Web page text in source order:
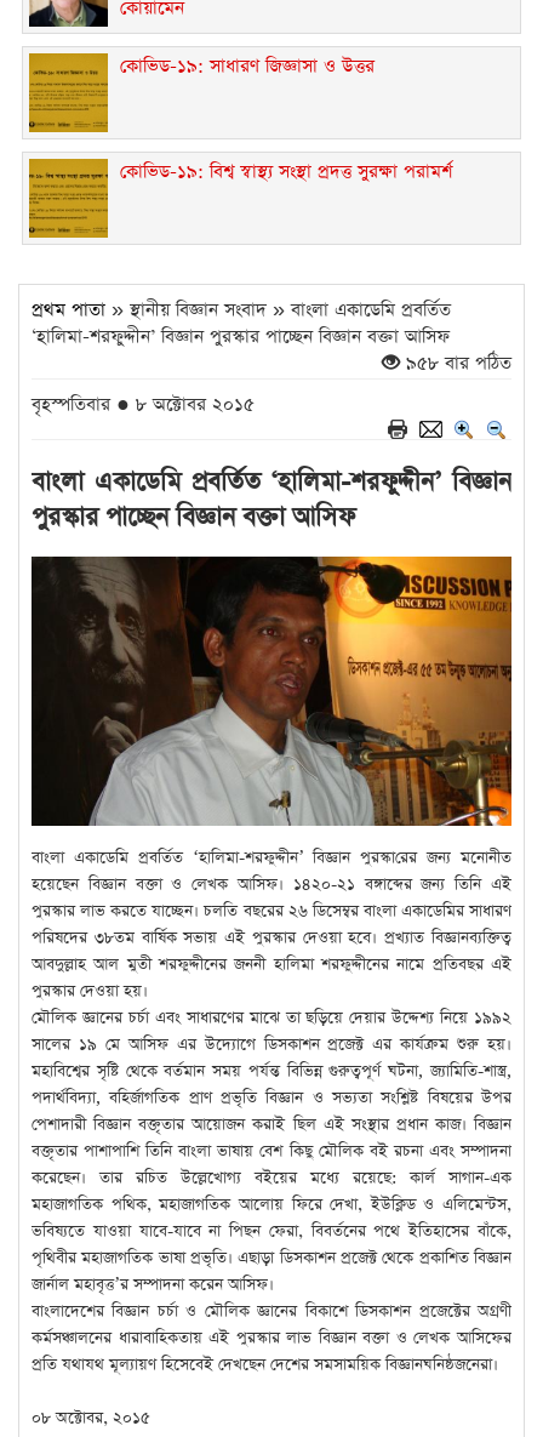
কোয়ামেন
কোভিড-১৯: সাধারণ জিজ্ঞাসা ও উত্তর
কোভিড-১৯: বিশ্ব স্বাস্থ্য সংস্থা প্রদত্ত সুরক্ষা পরামর্শ
প্রথম পাতা » স্থানীয় বিজ্ঞান সংবাদ » বাংলা একাডেমি প্রবর্তিত
‘হালিমা-শরফুদ্দীন’ বিজ্ঞান পুরস্কার পাচ্ছেন বিজ্ঞান বক্তা আসিফ
৯৫৮ বার পঠিত
বৃহস্পতিবার ● ৮ অক্টোবর ২০১৫
বাংলা একাডেমি প্রবর্তিত ‘হালিমা-শরফুদ্দীন’ বিজ্ঞান
পুরস্কার পাচ্ছেন বিজ্ঞান বক্তা আসিফ
বাংলা একাডেমিপ্রবর্তিত ‘হালিমা-শরফুদ্দীন’ বিজ্ঞান পুরস্কারের জন্য মনোনীত
হয়েছেন বিজ্ঞান বক্তা ও লেখক আসিফ। ১৪২০-২১ বঙ্গাব্দের জন্য তিনি এই
পুরস্কার লাভ করতে যাচ্ছেন।চলতি বছরের ২৬ ডিসেম্বর বাংলা একাডেমির সাধারণ
পরিষদের ৩৮তম বার্ষিক সভায় এই পুরস্কার দেওয়া হবে। প্রখ্যাত বিজ্ঞানব্যক্তিত্ব
আবদুল্লাহ আল মুতী শরফুদ্দীনের জননী হালিমা শরফুদ্দীনের নামে প্রতিবছর এই
পুরস্কার দেওয়া হয়।
মৌলিক জ্ঞানের চর্চা এবং সাধারণের মাঝে তা ছড়িয়ে দেয়ার উদ্দেশ্য নিয়ে ১৯৯২
সালের ১৯ মে আসিফ এর উদ্যোগে ডিসকাশন প্রজেক্ট এর কার্যক্রমশুরু হয়।
মহাবিশ্বের সৃষ্টি থেকে বর্তমান সময় পর্যন্ত বিভিন্নগুরুত্বপূর্ণ ঘটনা,জ্যামিতি-শাস্ত্র,
পদার্থবিদ্যা,বহির্জাগতিক প্রাণ প্রভৃতি বিজ্ঞান ও সভ্যতাসংশ্লিষ্ট বিষয়েরউপর
পেশাদারী বিজ্ঞানবক্তৃতার আয়োজন করাই ছিল এই সংস্থার প্রধান কাজ। বিজ্ঞান
বক্তৃতার পাশাপাশি তিনি বাংলা ভাষায় বেশ কিছু মৌলিক বই রচনা এবং সম্পাদনা
করেছেন। তার রচিত উল্লেখোগ্য বইয়ের মধ্যে রয়েছে: কার্ল সাগান-এক
মহাজাগতিক পথিক, মহাজাগতিক আলোয় ফিরে দেখা, ইউক্লিডও এলিমেন্টস,
ভবিষ্যতে যাওয়া যাবে-যাবে না পিছন ফেরা, বিবর্তনের পথে ইতিহাসের বাঁকে,
পৃথিবীর মহাজাগতিক ভাষা প্রভৃতি। এছাড়া ডিসকাশন প্রজেক্ট থেকে প্রকাশিত বিজ্ঞান
জার্নাল মহাবৃত্ত’র সম্পাদনা করেন আসিফ।
বাংলাদেশের বিজ্ঞান চর্চা ও মৌলিক জ্ঞানের বিকাশে ডিসকাশন প্রজেক্টের অগ্রণী
কর্মসঞ্চালনের ধারাবাহিকতায় এই পুরস্কার লাভ বিজ্ঞান বক্তা ও লেখক আসিফের
প্রতি যথাযথ মূল্যায়ণ হিসেবেই দেখছেন দেশের সমসাময়িক বিজ্ঞানঘনিষ্ঠজনেরা।
০৮ অক্টোবর, ২০১৫